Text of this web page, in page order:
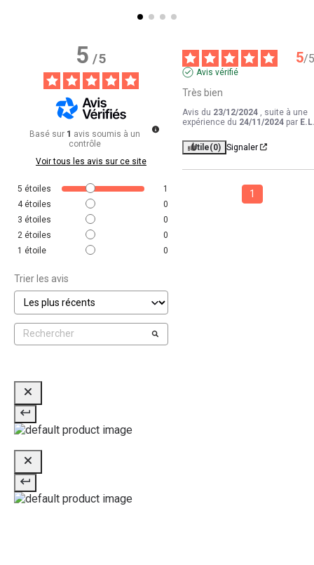
5/5
Basé sur 1 avis soumis à un
contrôle
Voir tous les avis sur ce site
5 étoiles
1
4 étoiles
0
3 étoiles
0
2 étoiles
0
1 étoile 0
Trier les avis
5/5
Avis vérifié
Très bien
Avis du 23/12/2024
, suite à une
expérience du 24/11/2024 par
Utile(0) Signaler
1